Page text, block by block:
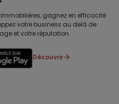
gagnez en efficacité
votre business au delà de
et votre réputation.
Découvrir